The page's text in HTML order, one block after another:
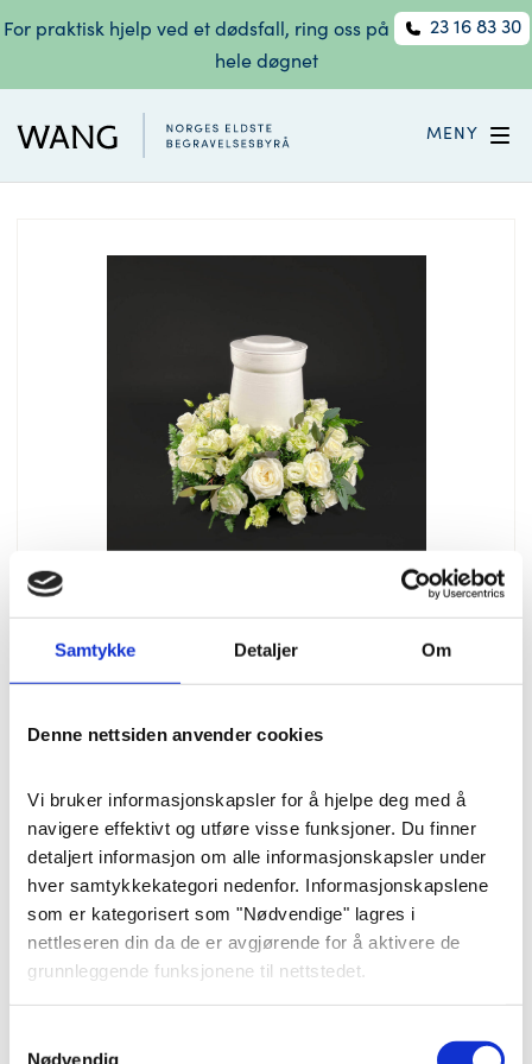
Samtykke Detaljer Om
Denne nettsiden anvender cookies
Vi bruker informasjonskapsler for å hjelpe deg med å
navigere effektivt og utføre visse funksjoner. Du finner
detaljert informasjon om alle informasjonskapsler under
hver samtykkekategori nedenfor. Informasjonskapslene
som er kategorisert som "Nødvendige" lagres i
nettleseren din da de er avgjørende for å aktivere de
grunnleggende funksjonene til nettstedet.
hjelper oss med å analysere hvordan du bruker denne
Nødvendig
For praktisk hjelp ved et dødsfall, ring oss på
23 16 83 30
hele døgnet
MENY
Blomster
Urnedekorasjon «Stilrent og
klassisk» (40 cm)
Luftig og praktfull urnedekorasjon
med kremhvite roser og brudeslør,
som vil lyse opp i seremoni. 40 cm.
Pris: 2900 kr Varenummer